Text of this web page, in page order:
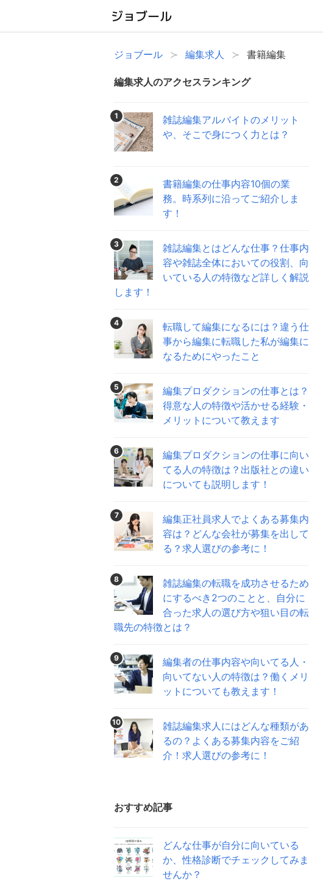
ジョブール 編集求人 書籍編集
編集求人のアクセスランキング
1
雑誌編集アルバイトのメリット
や、そこで身につく力とは？
2
書籍編集の仕事内容10個の業
務。時系列に沿ってご紹介しま
す！
3
雑誌編集とはどんな仕事？仕事内
容や雑誌全体においての役割、向
いている人の特徴など詳しく解説
します！
4
転職して編集になるには？違う仕
事から編集に転職した私が編集に
なるためにやったこと
5
編集プロダクションの仕事とは？
得意な人の特徴や活かせる経験・
メリットについて教えます
6
編集プロダクションの仕事に向い
てる人の特徴は？出版社との違い
についても説明します！
7
編集正社員求人でよくある募集内
容は？どんな会社が募集を出して
る？求人選びの参考に！
8
雑誌編集の転職を成功させるため
にするべき2つのことと、自分に
合った求人の選び方や狙い目の転
職先の特徴とは？
9
編集者の仕事内容や向いてる人・
向いてない人の特徴は？働くメリ
ットについても教えます！
10
雑誌編集求人にはどんな種類があ
るの？よくある募集内容をご紹
介！求人選びの参考に！
おすすめ記事
どんな仕事が自分に向いている
か、性格診断でチェックしてみま
せんか？